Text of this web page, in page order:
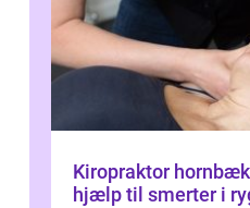
Kiropraktor hornbæk sådan får du
hjælp til smerter i